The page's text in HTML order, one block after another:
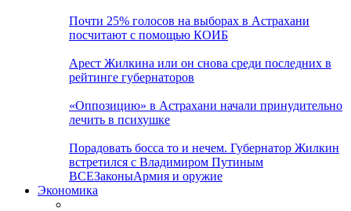
Почти 25% голосов на выборах в Астрахани
посчитают с помощью КОИБ
Арест Жилкина или он снова среди последних в
рейтинге губернаторов
«Оппозицию» в Астрахани начали принудительно
лечить в психушке
Порадовать босса то и нечем. Губернатор Жилкин
встретился с Владимиром Путиным
ВСЕЗаконыАрмия и оружие
Экономика